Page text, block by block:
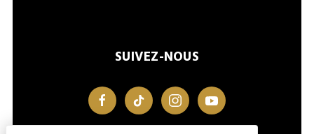
SUIVEZ-NOUS
facebooktiktok instagramyoutube